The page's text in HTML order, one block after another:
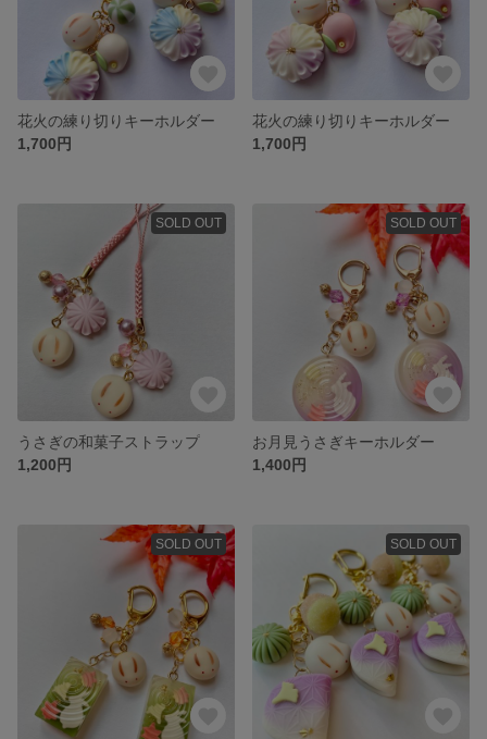
花火の練り切りキーホルダー
1,700円
花火の練り切りキーホルダー
1,700円
SOLD OUT
うさぎの和菓子ストラップ
1,200円
SOLD OUT
お月見うさぎキーホルダー
1,400円
SOLD OUT SOLD OUT